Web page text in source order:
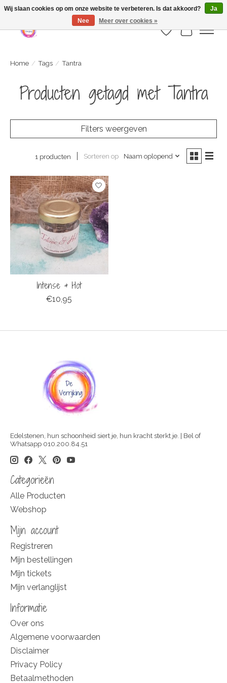
Webshop is geopend maar nog onder constructie | let op: Verzenden vanaf 29
juli
Verlanglijst
Home / Tags / Tantra
Producten getagd met Tantra
Filters weergeven
1 producten Sorteren op Naam oplopend
Intense & Hot
€10,95
Edelstenen, hun schoonheid siert je, hun kracht sterkt je. | Bel of
Whatsapp 010.200.84.51
Categorieën
Alle Producten
Webshop
Mijn account
Registreren
Mijn bestellingen
Mijn tickets
Mijn verlanglijst
Informatie
Over ons
Algemene voorwaarden
Disclaimer
Privacy Policy
Betaalmethoden
Wij slaan cookies op om onze website te verbeteren. Is dat akkoord?
Ja
Nee
Meer over cookies »